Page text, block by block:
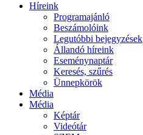
Híreink
Programajánló
Beszámolóink
Legutóbbi bejegyzések
Állandó híreink
Eseménynaptár
Keresés, szűrés
Ünnepkörök
Média
Média
Képtár
Videótár